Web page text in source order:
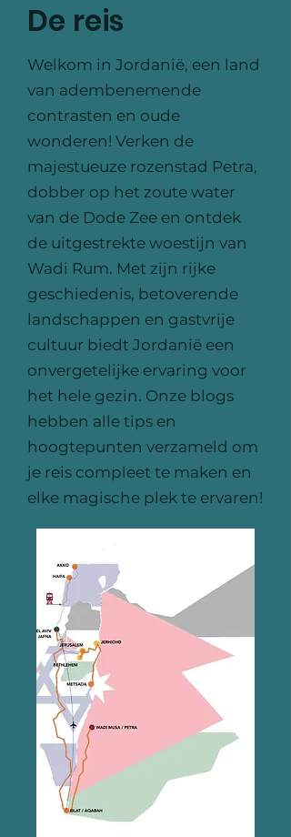
De reis
Welkom in Jordanië, een land
van adembenemende
contrasten en oude
wonderen! Verken de
majestueuze rozenstad Petra,
dobber op het zoute water
van de Dode Zee en ontdek
de uitgestrekte woestijn van
Wadi Rum. Met zijn rijke
geschiedenis, betoverende
landschappen en gastvrije
cultuur biedt Jordanië een
onvergetelijke ervaring voor
het hele gezin. Onze blogs
hebben alle tips en
hoogtepunten verzameld om
je reis compleet te maken en
elke magische plek te ervaren!